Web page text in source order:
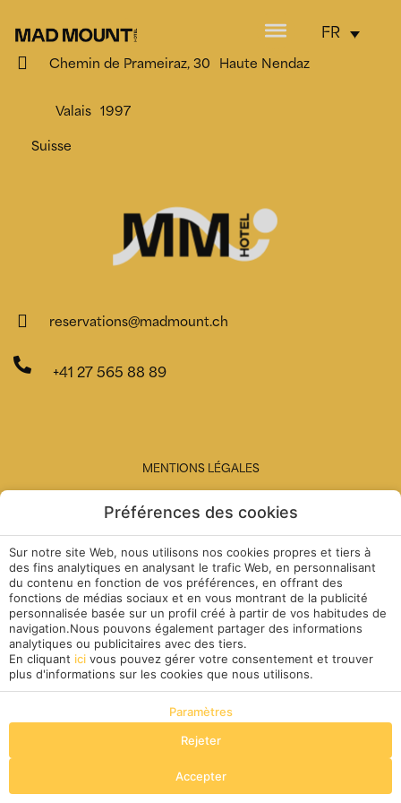
Réserver
FR
Chemin de Prameiraz, 30 Haute Nendaz
Valais 1997
Suisse
reservations@madmount.ch
+41 27 565 88 89
MENTIONS LÉGALES
MA RÉSERVATION
DÉVELOPPÉ PAR MIRAI
Préférences des cookies
Sur notre site Web, nous utilisons nos cookies propres et tiers à
des fins analytiques en analysant le trafic Web, en personnalisant
du contenu en fonction de vos préférences, en offrant des
fonctions de médias sociaux et en vous montrant de la publicité
personnalisée basée sur un profil créé à partir de vos habitudes de
navigation.Nous pouvons également partager des informations
analytiques ou publicitaires avec des tiers.
En cliquant ici vous pouvez gérer votre consentement et trouver
plus d'informations sur les cookies que nous utilisons.
Paramètres
Rejeter
Accepter